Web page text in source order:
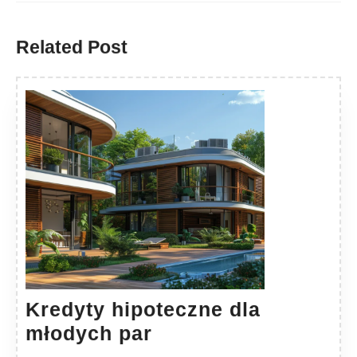
Related Post
Kredyty hipoteczne dla
młodych par